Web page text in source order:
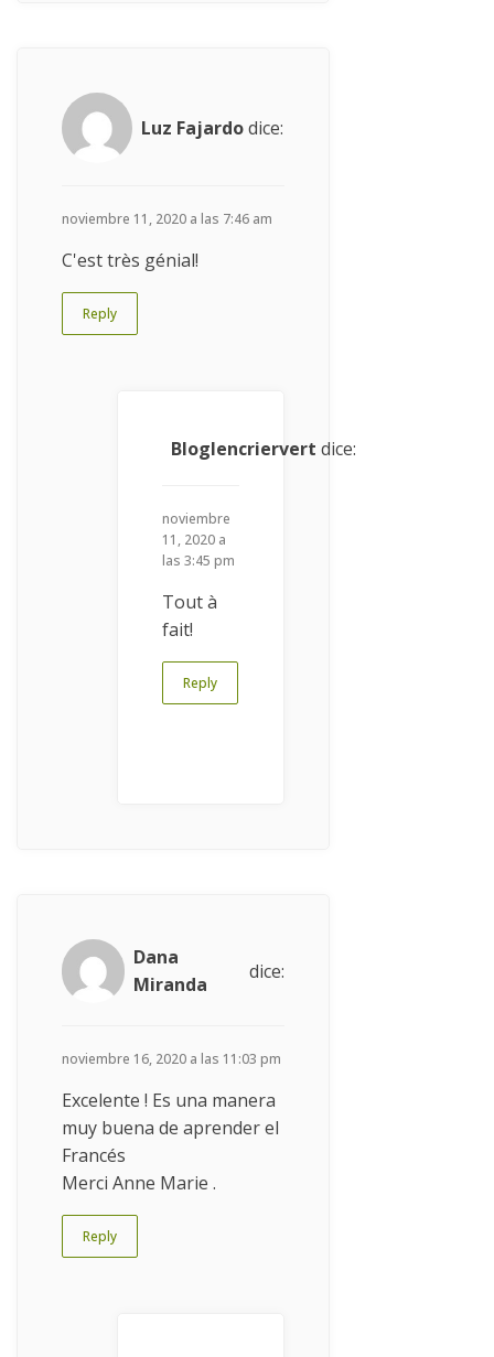
Luz Fajardodice:
noviembre 11, 2020 a las 7:46 am
C'est très génial!
Reply
Bloglencriervert dice:
noviembre
11, 2020 a
las 3:45 pm
Tout à
fait!
Reply
Dana
Miranda
dice:
noviembre 16, 2020 a las 11:03 pm
Excelente ! Es una manera
muy buena de aprender el
Francés
Merci Anne Marie .
Reply